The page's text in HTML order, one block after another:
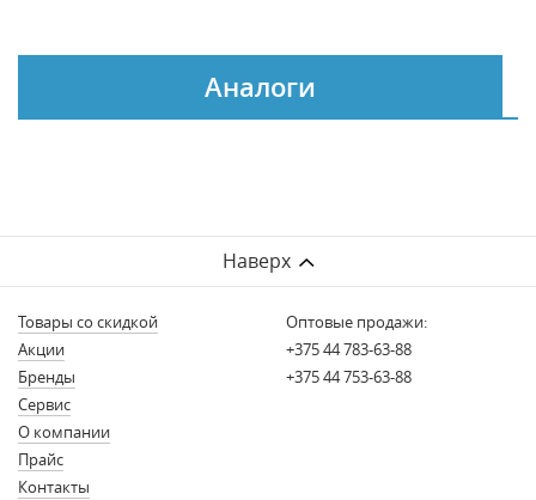
Аналоги
Наверх
Товары со скидкой
Акции
Бренды
Сервис
О компании
Прайс
Контакты
Оптовые продажи:
+375 44 783-63-88
+375 44 753-63-88